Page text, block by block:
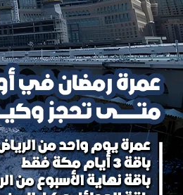
وكيف
تختار؟